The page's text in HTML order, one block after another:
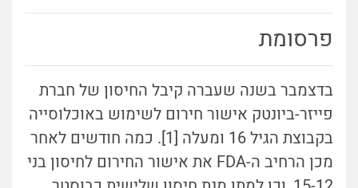
פרסומת
בדצמבר בשנה שעברה קיבל החיסון של חברת
פייזר-ביונטק אישור חירום לשימוש באוכלוסייה
בקבוצת הגיל 16 ומעלה [1]. כמה חודשים לאחר
מכן הרחיב ה-FDA את אישור החירום לחיסון בני